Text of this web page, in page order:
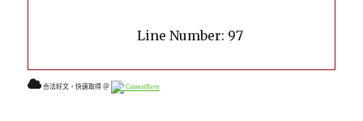
Line Number: 97
合法好文，快速取得 ＠ ContentParty